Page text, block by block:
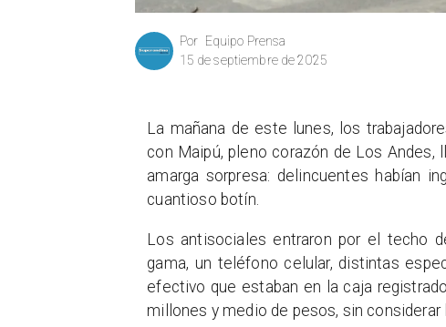
Equipo Prensa
Por
15 de septiembre de 2025
La mañana de este lunes, los
con Maipú, pleno corazón de Los Andes,
amarga sorpresa: delincuentes habían
cuantioso botín.
Los antisociales entraron por el techo
gama, un teléfono celular, distintas
efectivo que estaban en la caja
millones y medio de pesos, sin considerar